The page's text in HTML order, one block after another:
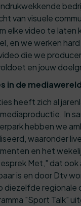
van visuele
elke video te laten
en we werken
die we
en jouw
in de mediawereld
heeft zich al
In
hebben we
waaronder
en het
Met," dat
is en door Dtv
diezelfde regionale
"Sport Talk"